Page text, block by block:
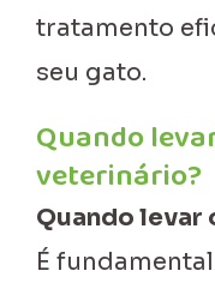
tratamento
seu gato.
Quando
veterinário?
Quando levar
É